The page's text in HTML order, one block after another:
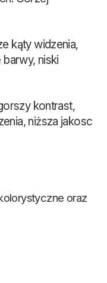
kąty widzenia,
niski
kontrast,
niższa jakosc
oraz